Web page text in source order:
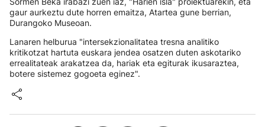
gaur aurkeztu dute horren emaitza, Atartea gune berrian,
Durangoko Museoan.
Lanaren helburua "intersekzionalitatea tresna analitiko
kritikotzat hartuta euskara jendea osatzen duten askotariko
errealitateak arakatzea da, hariak eta egiturak ikusaraztea,
botere sistemez gogoeta eginez".